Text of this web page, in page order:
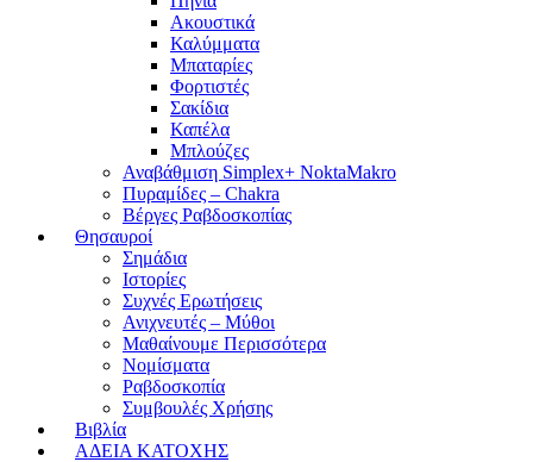
Ακουστικά
Καλύμματα
Μπαταρίες
Φορτιστές
Σακίδια
Καπέλα
Μπλούζες
Αναβάθμιση Simplex+ NoktaMakro
Πυραμίδες – Chakra
Βέργες Ραβδοσκοπίας
Θησαυροί
Σημάδια
Ιστορίες
Συχνές Ερωτήσεις
Ανιχνευτές – Μύθοι
Μαθαίνουμε Περισσότερα
Νομίσματα
Ραβδοσκοπία
Συμβουλές Χρήσης
Βιβλία
ΑΔΕΙΑ ΚΑΤΟΧΗΣ